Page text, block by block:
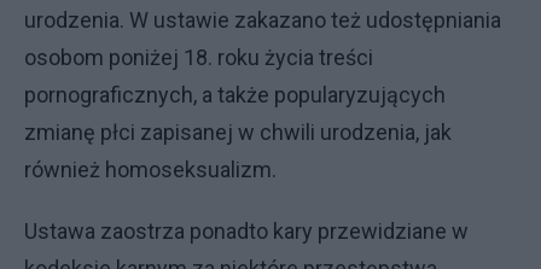
urodzenia. W ustawie zakazano też udostępniania
osobom poniżej 18. roku życia treści
pornograficznych, a także popularyzujących
zmianę płci zapisanej w chwili urodzenia, jak
również homoseksualizm.
Ustawa zaostrza ponadto kary przewidziane w